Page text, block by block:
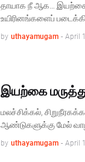
தாயாக நீ ஆக…
உயிரினங்களைப்
by uthayamugam - April
இயற்கை
மலச்சிக்கல்,
ஆண்டுகளுக்கு மேல்
by uthayamugam - April